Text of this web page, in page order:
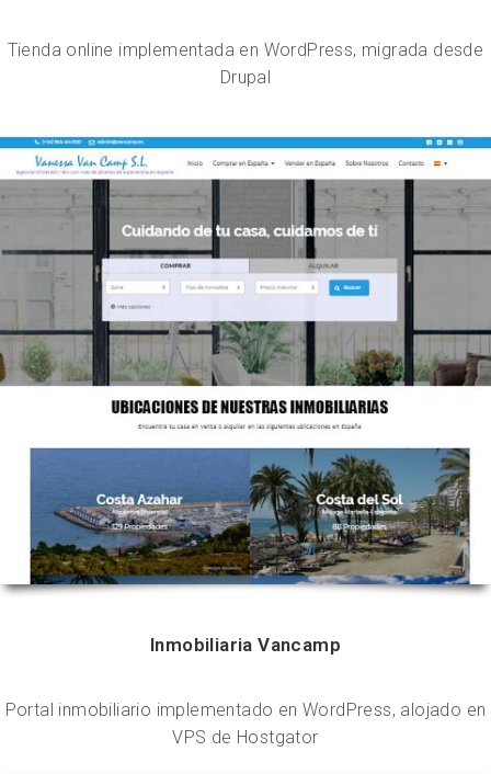
Tienda online implementada en WordPress, migrada desde
Drupal
Inmobiliaria Vancamp
Portal inmobiliario implementado en WordPress, alojado en
VPS de Hostgator